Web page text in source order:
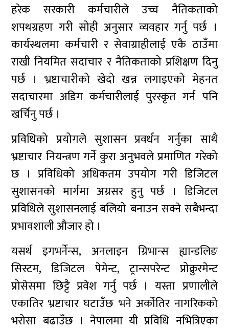
हरेक सरकारी कर्मचारीले उच्च नैतिकताको
शपथग्रहण गरी सोही अनुसार व्यवहार गर्नु पर्छ ।
कार्यस्थलमा कर्मचारी र सेवाग्राहीलाई एकै ठाउँमा
राखी नियमित सदाचार र नैतिकताको प्रशिक्षण दिनु
पर्छ । भ्रष्टाचारीको खेदो खन्न लगाइएको मेहनत
सदाचारमा अडिग कर्मचारीलाई पुरस्कृत गर्न पनि
खर्चिनु पर्छ ।
प्रविधिको प्रयोगले सुशासन प्रवर्धन गर्नुका साथै
भ्रष्टाचार नियन्त्रण गर्ने कुरा अनुभवले प्रमाणित गरेको
छ । प्रविधिको अधिकतम उपयोग गरी डिजिटल
सुशासनको मार्गमा अग्रसर हुनु पर्छ । डिजिटल
प्रविधिले सुशासनलाई बलियो बनाउन सक्ने सबैभन्दा
प्रभावशाली औजार हो ।
यसर्थ इगभर्नेन्स, अनलाइन ग्रिभान्स ह्यान्डलिङ
सिस्टम, डिजिटल पेमेन्ट, ट्रान्सपरेन्ट प्रोक्रुरमेन्ट
प्रोसेसमा छिट्टै प्रवेश गर्नु पर्छ । यस्ता प्रणालीले
एकातिर भ्रष्टाचार घटाउँछ भने अर्कोतिर नागरिकको
भरोसा बढाउँछ । नेपालमा यी प्रविधि नभित्रिएका